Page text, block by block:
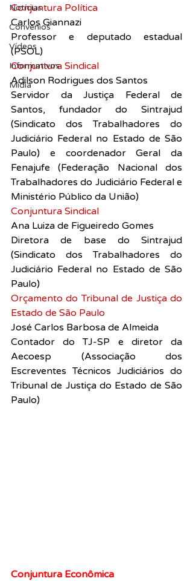
Notícias
Convênios
Vídeos
Informativos
Midia
Conjuntura Política
Carlos Giannazi
Professor e deputado estadual
(PSOL)
Conjuntura Sindical
Adilson Rodrigues dos Santos
Servidor da Justiça Federal de
Santos, fundador do Sintrajud
(Sindicato dos Trabalhadores do
Judiciário Federal no Estado de São
Paulo) e coordenador Geral da
Fenajufe (Federação Nacional dos
Trabalhadores do Judiciário Federal e
Ministério Público da União)
Conjuntura Sindical
Ana Luiza de Figueiredo Gomes
Diretora de base do Sintrajud
(Sindicato dos Trabalhadores do
Judiciário Federal no Estado de São
Paulo)
Orçamento do Tribunal de Justiça do
Estado de São Paulo
José Carlos Barbosa de Almeida
Contador do TJ-SP e diretor da
Aecoesp (Associação dos
Escreventes Técnicos Judiciários do
Tribunal de Justiça do Estado de São
Paulo)
Conjuntura Econômica